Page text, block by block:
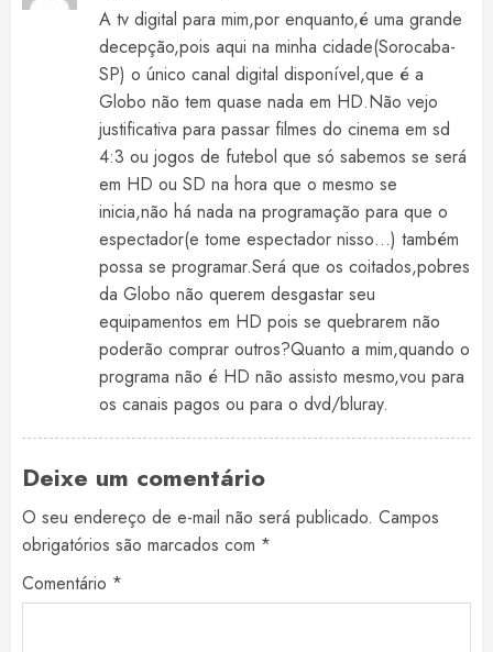
A tv digital para mim,por enquanto,é uma grande
decepção,pois aqui na minha cidade(Sorocaba-
SP) o único canal digital disponível,que é a
Globo não tem quase nada em HD.Não vejo
justificativa para passar filmes do cinema em sd
4:3 ou jogos de futebol que só sabemos se será
em HD ou SD na hora que o mesmo se
inicia,não há nada na programação para que o
espectador(e tome espectador nisso…) também
possa se programar.Será que os coitados,pobres
da Globo não querem desgastar seu
equipamentos em HD pois se quebrarem não
poderão comprar outros?Quanto a mim,quando o
programa não é HD não assisto mesmo,vou para
os canais pagos ou para o dvd/bluray.
Deixe um comentário
O seu endereço de e-mail não será publicado. Campos
obrigatórios são marcados com *
Comentário *